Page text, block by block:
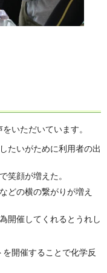
いただいています。
たいがために利用者の出
笑顔が増えた。
どの横の繋がりが増え
開催してくれるとうれし
開催することで化学反